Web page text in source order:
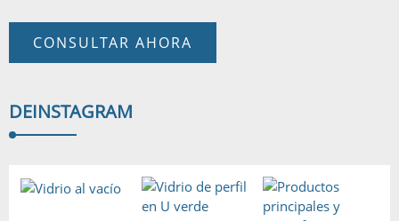
CONSULTAR AHORA
DEINSTAGRAM